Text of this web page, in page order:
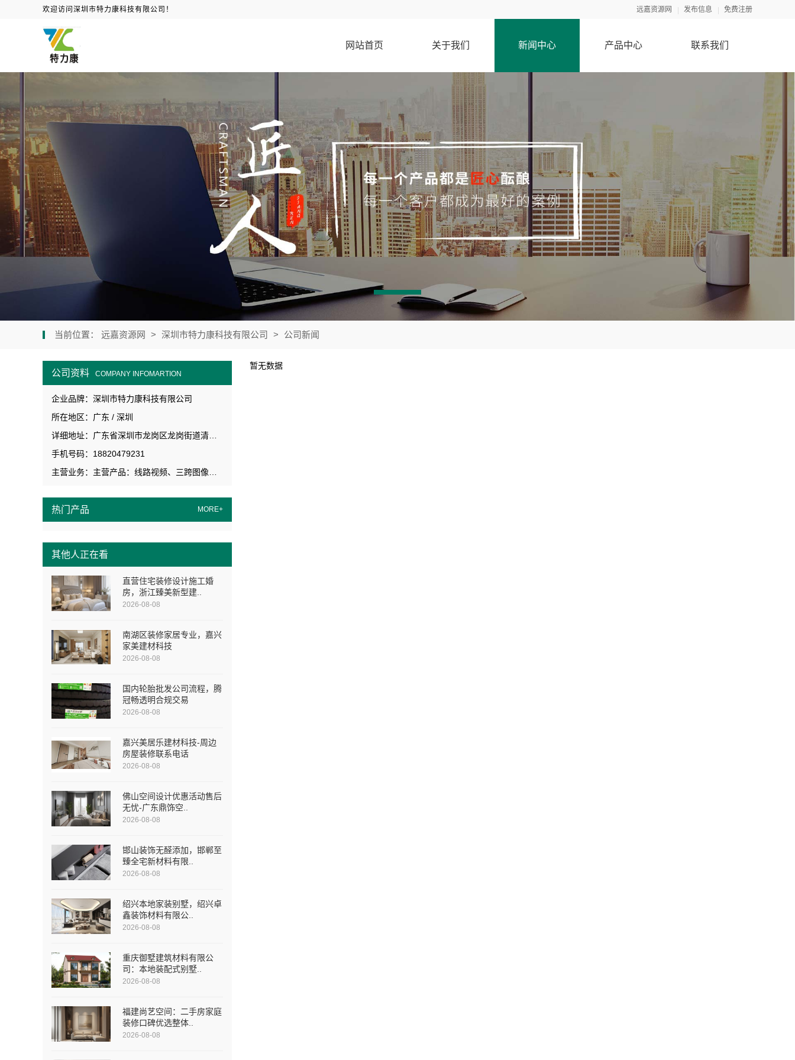
欢迎访问深圳市特力康科技有限公司！ 远嘉资源网 发布信息 免费注册
网站首页 关于我们 新闻中心 产品中心 联系我们
当前位置： 远嘉资源网 > 深圳市特力康科技有限公司 > 公司新闻
公司资料 COMPANY INFOMARTION
企业品牌：深圳市特力康科技有限公司
所在地区：广东 / 深圳
手机号码：18820479231
热门产品 MORE+
其他人正在看
直营住宅装修设计施工婚
房，浙江臻美新型建..
2026-08-08
南湖区装修家居专业，嘉兴
家美建材科技
2026-08-08
国内轮胎批发公司流程，腾
冠畅透明合规交易
2026-08-08
嘉兴美居乐建材科技-周边
房屋装修联系电话
2026-08-08
佛山空间设计优惠活动售后
无忧-广东鼎饰空..
2026-08-08
邯山装饰无醛添加，邯郸至
臻全宅新材料有限..
2026-08-08
绍兴本地家装别墅，绍兴卓
鑫装饰材料有限公..
2026-08-08
重庆御墅建筑材料有限公
司：本地装配式别墅..
2026-08-08
福建尚艺空间：二手房家庭
装修口碑优选整体..
2026-08-08
暂无数据